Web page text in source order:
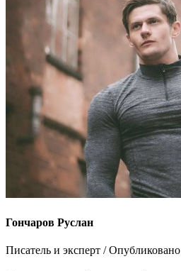
Гончаров Руслан
Писатель и эксперт / Опубликовано